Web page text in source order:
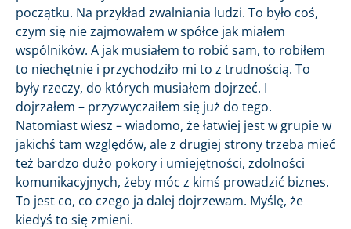
początku. Na przykład zwalniania ludzi. To było coś,
czym się nie zajmowałem w spółce jak miałem
wspólników. A jak musiałem to robić sam, to robiłem
to niechętnie i przychodziło mi to z trudnością. To
były rzeczy, do których musiałem dojrzeć. I
dojrzałem – przyzwyczaiłem się już do tego.
Natomiast wiesz – wiadomo, że łatwiej jest w grupie w
jakichś tam względów, ale z drugiej strony trzeba mieć
też bardzo dużo pokory i umiejętności, zdolności
komunikacyjnych, żeby móc z kimś prowadzić biznes.
To jest co, co czego ja dalej dojrzewam. Myślę, że
kiedyś to się zmieni.